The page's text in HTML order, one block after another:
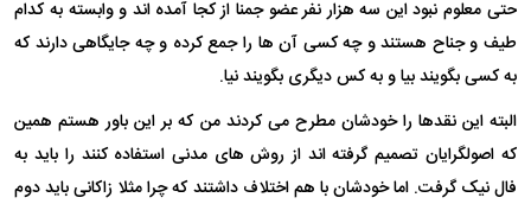
حتی معلوم نبود این سه هزار نفر عضو جمنا از کجا آمده اند و وابسته به کدام
طیف و جناح هستند و چه کسی آن ها را جمع کرده و چه جایگاهی دارند که
به کسی بگویند بیا و به کس دیگری بگویند نیا.
البته این نقدها را خودشان مطرح می کردند من که بر این باور هستم همین
که اصولگرایان تصمیم گرفته اند از روش های مدنی استفاده کنند را باید به
فال نیک گرفت. اما خودشان با هم اختلاف داشتند که چرا مثلا زاکانی باید دوم